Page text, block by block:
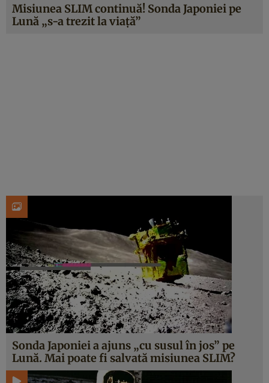
Misiunea SLIM continuă! Sonda Japoniei pe
Lună „s-a trezit la viață”
Sonda Japoniei a ajuns „cu susul în jos” pe
Lună. Mai poate fi salvată misiunea SLIM?